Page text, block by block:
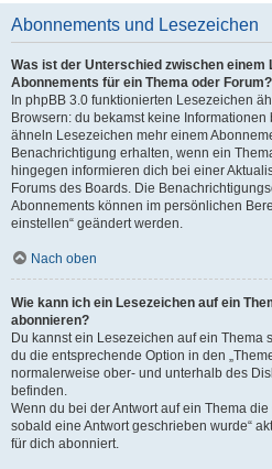
Abonnements und Lesezeichen
Was ist der Unterschied zwischen einem
Abonnements für ein Thema oder Forum?
In phpBB 3.0 funktionierten Lesezeichen
Browsern: du bekamst keine
ähneln Lesezeichen mehr einem
Benachrichtigung erhalten, wenn ein
hingegen informieren dich bei einer
Forums des Boards. Die
Abonnements können im persönlichen
einstellen“ geändert werden.
Nach oben
Wie kann ich ein Lesezeichen auf ein
abonnieren?
Du kannst ein Lesezeichen auf ein Thema
du die entsprechende Option in den
normalerweise ober- und unterhalb des
befinden.
Wenn du bei der Antwort auf ein Thema
sobald eine Antwort geschrieben wurde“
für dich abonniert.